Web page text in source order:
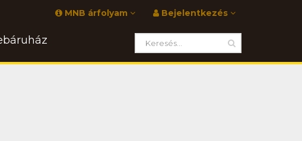
Bejelentkezés
MNB árfolyam